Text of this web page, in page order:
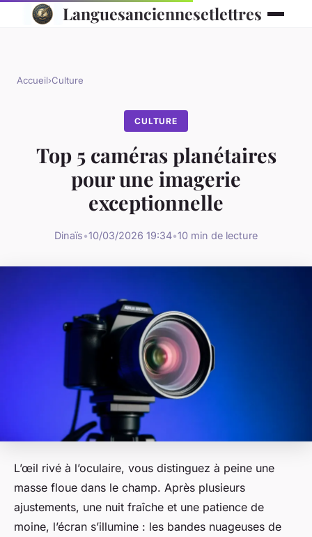
Languesanciennesetlettres
Accueil›Culture
CULTURE
Top 5 caméras planétaires
pour une imagerie
exceptionnelle
Dinaïs•10/03/2026 19:34•10 min de lecture
L’œil rivé à l’oculaire, vous distinguez à peine une
masse floue dans le champ. Après plusieurs
ajustements, une nuit fraîche et une patience de
moine, l’écran s’illumine : les bandes nuageuses de